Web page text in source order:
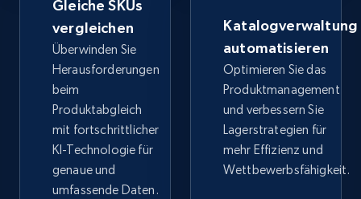
by keywords search
URL, Title, Available, Description, Currency, Initial
price, Final price, Discount percent, and more.
TikTok Shop - discover records by shop url
Gleiche SKUs
vergleichen
Überwinden Sie
Herausforderungen
beim
Produktabgleich
mit fortschrittlicher
KI-Technologie für
genaue und
umfassende Daten.
Katalogverwaltung
automatisieren
Optimieren Sie das
Produktmanagement
und verbessern Sie
Lagerstrategien für
mehr Effizienz und
Wettbewerbsfähigkeit.